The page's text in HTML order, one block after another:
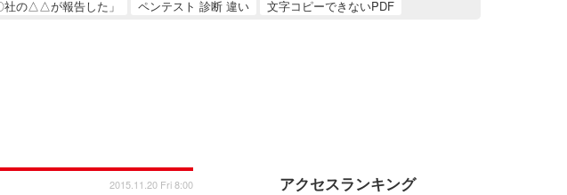
社の△△が報告した」
ペンテスト 診断 違い 文字コピーできないPDF
2015.11.20 Fri 8:00 アクセスランキング